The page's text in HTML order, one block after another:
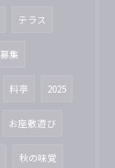
テラス
募集
料亭 2025
お座敷遊び
秋の味覚